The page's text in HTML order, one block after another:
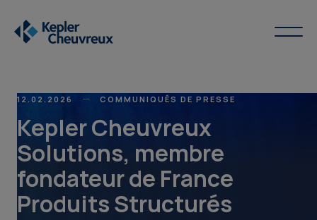
12.02.2026 COMMUNIQUÉS DE PRESSE
Kepler Cheuvreux
Solutions, membre
fondateur de France
Produits Structurés